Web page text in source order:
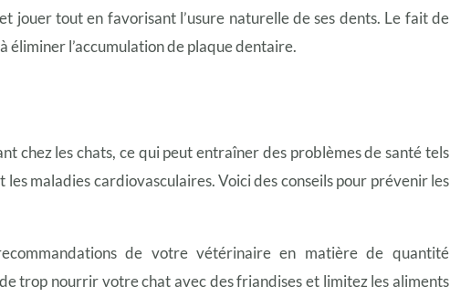
jouer tout en favorisant l’usure naturelle de ses dents. Le fait de
éliminer l’accumulation de plaque dentaire.
chez les chats, ce qui peut entraîner des problèmes de santé tels
maladies cardiovasculaires. Voici des conseils pour prévenir les
de votre vétérinaire en matière de quantité
trop nourrir votre chat avec des friandises et limitez les aliments